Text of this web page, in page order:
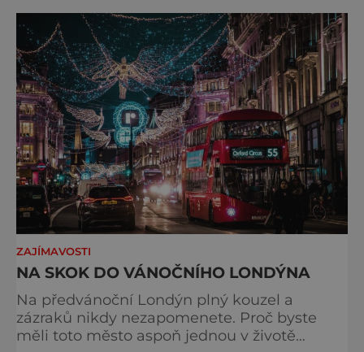
sebe. Pokud už nemáte štěstí, abyste do
Buckinghamského paláce viděli vjíždět či
odjíždět královnu Alž
ZAJÍMAVOSTI
NA SKOK DO VÁNOČNÍHO LONDÝNA
Na předvánoční Londýn plný kouzel a
zázraků nikdy nezapomenete. Proč byste
měli toto město aspoň jednou v životě